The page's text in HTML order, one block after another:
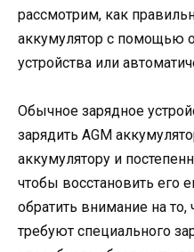
рассмотрим, как
аккумулятор с помощью
устройства или
Обычное зарядное
зарядить AGM
аккумулятору и
чтобы восстановить его
обратить внимание на то,
требуют специального